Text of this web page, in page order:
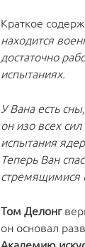
Краткое
находится
достаточно
испытаниях.
У Вана есть
он изо всех
испытания
Теперь Ван
стремящимися
Том Делонг
он основал